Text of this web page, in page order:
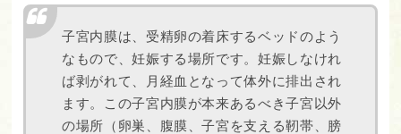
子宮内膜は、受精卵の着床するベッドのよう
なもので、妊娠する場所です。妊娠しなけれ
ば剥がれて、月経血となって体外に排出され
ます。この子宮内膜が本来あるべき子宮以外
の場所（卵巣、腹膜、子宮を支える靭帯、膀